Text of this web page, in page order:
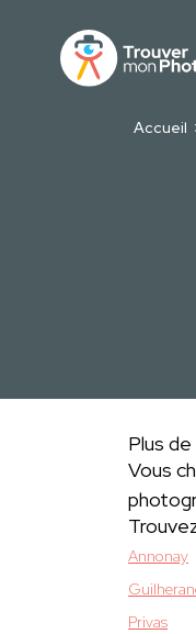
Accueil
Plus
Vous
Annonay
Privas